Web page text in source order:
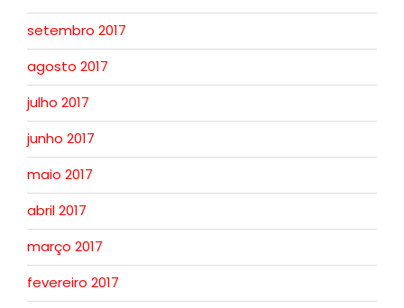
setembro 2017
agosto 2017
julho 2017
junho 2017
maio 2017
abril 2017
março 2017
fevereiro 2017